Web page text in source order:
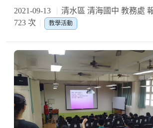
2021-09-13 清水區 清海國中 教務處
723 次
教學活動